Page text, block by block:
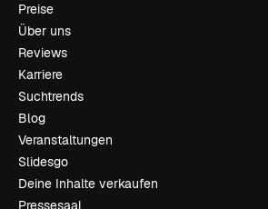
Preise
Über uns
Reviews
Karriere
Suchtrends
Blog
Veranstaltungen
Slidesgo
Deine Inhalte verkaufen
Pressesaal